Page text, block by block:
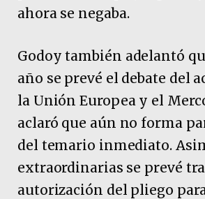
ahora se negaba.
Godoy también adelantó
año se prevé el debate del
la Unión Europea y el
aclaró que aún no forma
del temario inmediato.
extraordinarias se prevé
autorización del pliego